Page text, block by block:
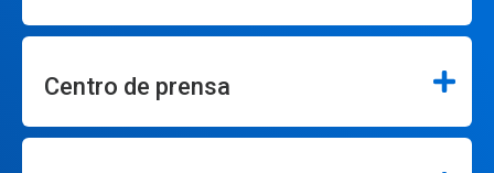
Centro de prensa